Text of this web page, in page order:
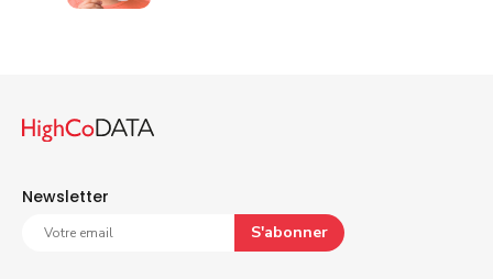
Newsletter
S'abonner